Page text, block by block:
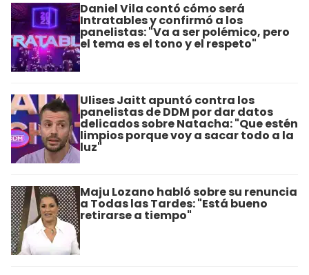
Daniel Vila contó cómo será
Intratables y confirmó a los
panelistas: "Va a ser polémico, pero
el tema es el tono y el respeto"
Ulises Jaitt apuntó contra los
panelistas de DDM por dar datos
delicados sobre Natacha: "Que estén
limpios porque voy a sacar todo a la
luz"
Maju Lozano habló sobre su renuncia
a Todas las Tardes: "Está bueno
retirarse a tiempo"